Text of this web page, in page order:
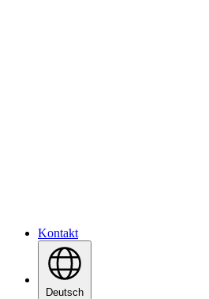
Kontakt
Deutsch